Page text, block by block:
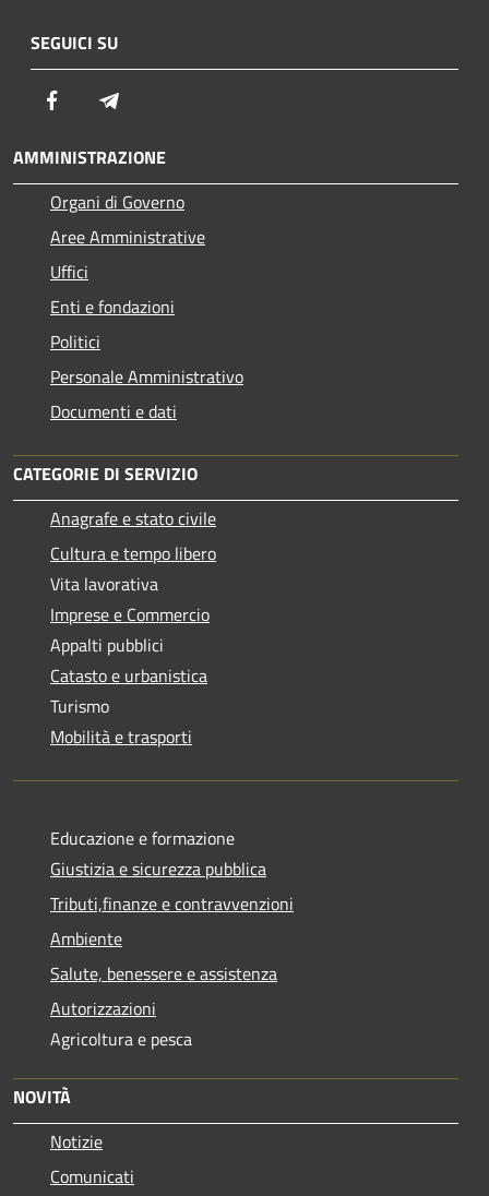
SEGUICI SU
Facebook
AMMINISTRAZIONE
Organi di Governo
Aree Amministrative
Uffici
Enti e fondazioni
Politici
Personale Amministrativo
Documenti e dati
CATEGORIE DI SERVIZIO
Anagrafe e stato civile
Cultura e tempo libero
Vita lavorativa
Imprese e Commercio
Appalti pubblici
Catasto e urbanistica
Turismo
Mobilità e trasporti
Educazione e formazione
Giustizia e sicurezza pubblica
Tributi,finanze e contravvenzioni
Ambiente
Salute, benessere e assistenza
Autorizzazioni
Agricoltura e pesca
NOVITÀ
Notizie
Comunicati